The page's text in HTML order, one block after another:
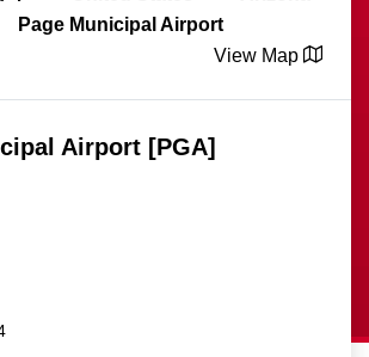
Page Municipal Airport
View Map
Airport [PGA]